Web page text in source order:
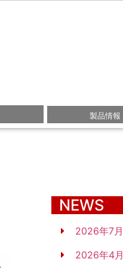
製品情報
NEWS
2026年7月
2026年4月